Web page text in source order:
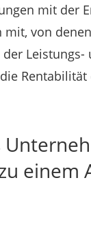
mit der
von
einem